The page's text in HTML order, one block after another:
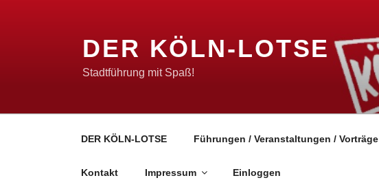
DER KÖLN-LOTSE
Stadtführung mit Spaß!
DER KÖLN-LOTSE Führungen / Veranstaltungen / Vorträge
Kontakt Impressum Einloggen